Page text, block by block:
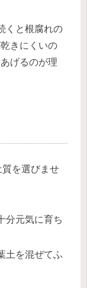
くと根腐れの
きにくいの
げるのが理
質を選びませ
分元気に育ち
土を混ぜてふ